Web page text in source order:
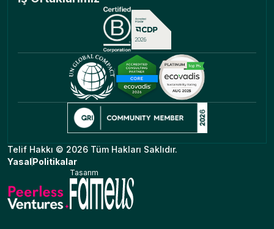
Telif Hakkı © 2026 Tüm Hakları Saklıdır.
YasalPolitikalar
Tasarım